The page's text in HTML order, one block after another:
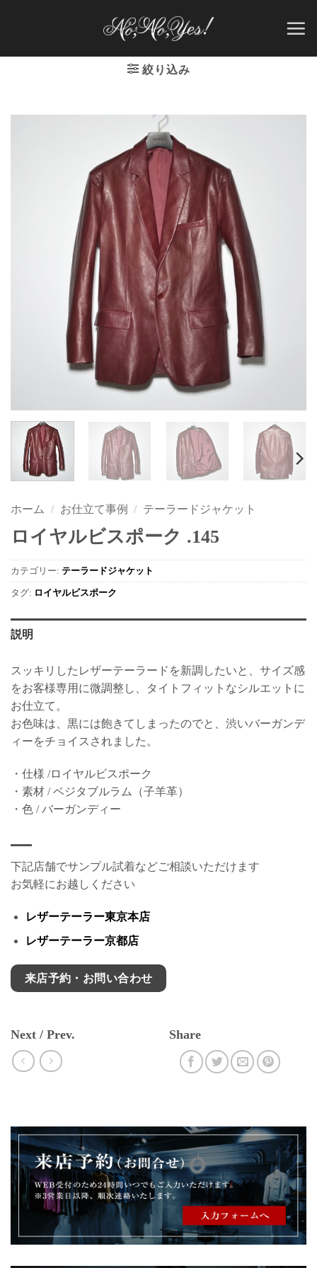
絞り込み
ホーム / お仕立て事例 / テーラードジャケット
ロイヤルビスポーク .145
カテゴリー: テーラードジャケット
タグ: ロイヤルビスポーク
説明
スッキリしたレザーテーラードを新調したいと、サイズ感
をお客様専用に微調整し、タイトフィットなシルエットに
お仕立て。
お色味は、黒には飽きてしまったのでと、渋いバーガンデ
ィーをチョイスされました。
・仕様 /ロイヤルビスポーク
・素材 / ベジタブルラム（子羊革）
・色 / バーガンディー
下記店舗でサンプル試着などご相談いただけます
お気軽にお越しください
レザーテーラー東京本店
レザーテーラー京都店
来店予約・お問い合わせ
Next / Prev. Share